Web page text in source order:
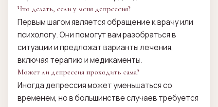
Что делать, если у меня депрессия?
Первым шагом является обращение к врачу или
психологу. Они помогут вам разобраться в
ситуации и предложат варианты лечения,
включая терапию и медикаменты.
Может ли депрессия проходить сама?
Иногда депрессия может уменьшаться со
временем, но в большинстве случаев требуется